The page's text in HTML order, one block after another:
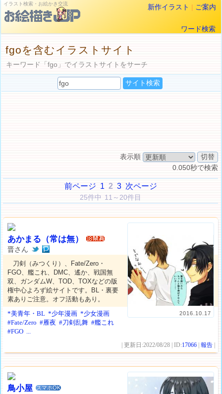
イラスト検索・お絵かき交流 新作イラスト | ご案内
ワード検索
fgoを含むイラストサイト
キーワード「fgo」でイラストサイトをサーチ
表示順
0.050秒で検索
前ページ 1 2 3 次ページ
25件中 11～20件目
2016.10.17
あかまる（常は無）
晋さん
刀剣（みつくり）、Fate/Zero・
FGO、艦これ、DMC、遙か、戦国無
双、ガンダムW、TOD、TOXなどの版
権中心よろず絵サイトです。BL・裏要
素ありご注意。オフ活動もあり。
*美青年・BL *少年漫画 *少女漫画
#Fate/Zero #雁夜 #刀剣乱舞 #艦これ
#FGO ...
| 更新日:2022/08/28 | ID:17066 |報告
鳥小屋 スマホOK